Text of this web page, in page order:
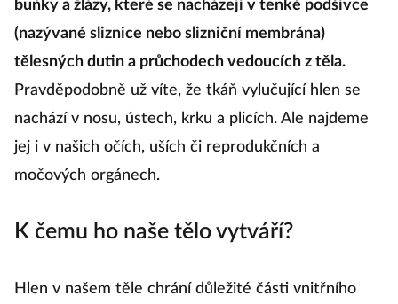
buňky a žlázy, které se nacházejí v tenké podšívce
(nazývané sliznice nebo slizniční membrána)
tělesných dutin a průchodech vedoucích z těla.
Pravděpodobně už víte, že tkáň vylučující hlen se
nachází v nosu, ústech, krku a plicích. Ale najdeme
jej i v našich očích, uších či reprodukčních a
močových orgánech.
K čemu ho naše tělo vytváří?
Hlen v našem těle chrání důležité části vnitřního